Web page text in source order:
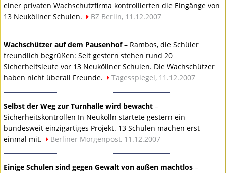
einer privaten Wachschutzfirma kontrollierten die Eingänge von
13 Neuköllner Schulen.
BZ Berlin, 11.12.2007
Wachschützer auf dem Pausenhof– Rambos, die Schüler
freundlich begrüßen: Seit gestern stehen rund 20
Sicherheitsleute vor 13 Neuköllner Schulen. Die Wachschützer
haben nicht überall Freunde.
Tagesspiegel, 11.12.2007
Selbst der Weg zur Turnhalle wird bewacht –
Sicherheitskontrollen In Neukölln startete gestern ein
bundesweit einzigartiges Projekt. 13 Schulen machen erst
einmal mit.
Berliner Morgenpost, 11.12.2007
Einige Schulen sind gegen Gewalt von außen machtlos –